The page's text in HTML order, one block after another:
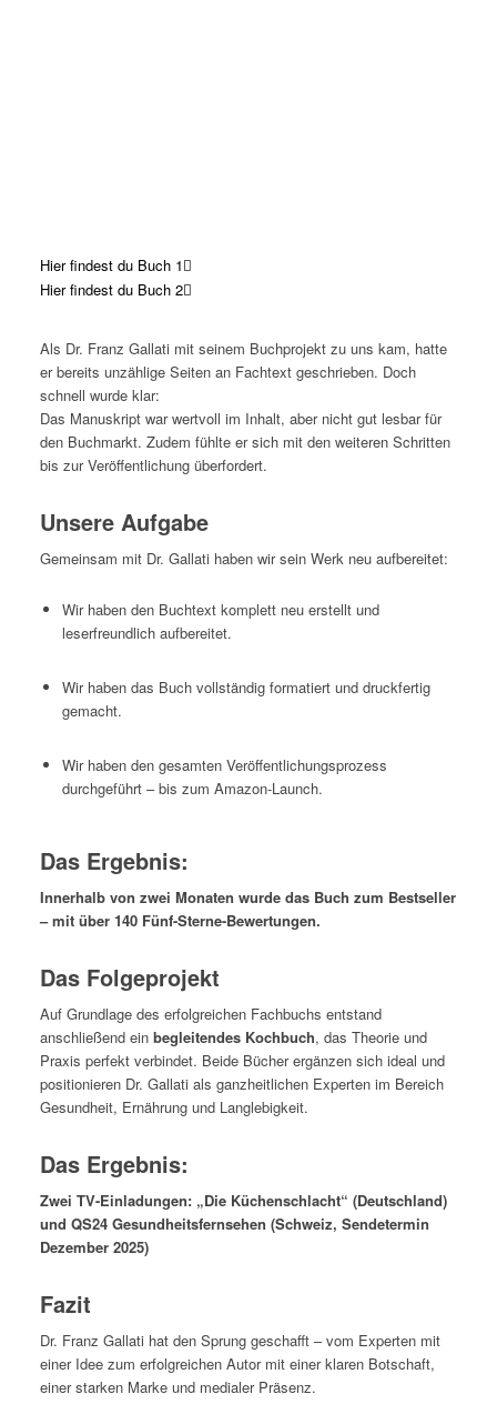
Hier findest du Buch 1
Hier findest du Buch 2
Als Dr. Franz Gallati mit seinem Buchprojekt zu uns kam, hatte
er bereits unzählige Seiten an Fachtext geschrieben. Doch
schnell wurde klar:
Das Manuskript war wertvoll im Inhalt, aber nicht gut lesbar für
den Buchmarkt. Zudem fühlte er sich mit den weiteren Schritten
bis zur Veröffentlichung überfordert.
Unsere Aufgabe
Gemeinsam mit Dr. Gallati haben wir sein Werk neu aufbereitet:
Wir haben den Buchtext komplett neu erstellt und
leserfreundlich aufbereitet.
Wir haben das Buch vollständig formatiert und druckfertig
gemacht.
Wir haben den gesamten Veröffentlichungsprozess
durchgeführt – bis zum Amazon-Launch.
Das Ergebnis:
Innerhalb von zwei Monaten wurde das Buch zum Bestseller
– mit über 140 Fünf-Sterne-Bewertungen.
Das Folgeprojekt
Auf Grundlage des erfolgreichen Fachbuchs entstand
anschließend ein begleitendes Kochbuch, das Theorie und
Praxis perfekt verbindet. Beide Bücher ergänzen sich ideal und
positionieren Dr. Gallati als ganzheitlichen Experten im Bereich
Gesundheit, Ernährung und Langlebigkeit.
Das Ergebnis:
Zwei TV-Einladungen: „Die Küchenschlacht“ (Deutschland)
und QS24 Gesundheitsfernsehen (Schweiz, Sendetermin
Dezember 2025)
Fazit
Dr. Franz Gallati hat den Sprung geschafft – vom Experten mit
einer Idee zum erfolgreichen Autor mit einer klaren Botschaft,
einer starken Marke und medialer Präsenz.